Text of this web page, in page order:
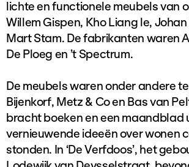
lichte en functionele meubels van
Willem Gispen, Kho Liang le,
Mart Stam. De fabrikanten waren
De Ploeg en ’t Spectrum.
De meubels waren onder andere
Bijenkorf, Metz & Co en Bas van
bracht boeken en een maandblad
vernieuwende ideeën over wonen
stonden. In ‘De Verfdoos’, het